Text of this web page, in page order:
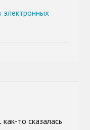
то сказалась